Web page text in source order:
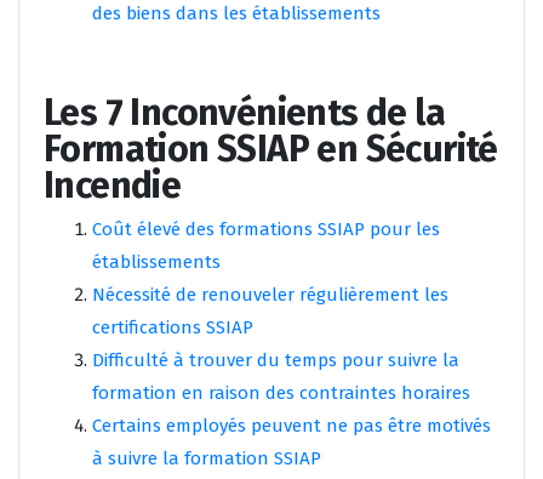
des biens dans les établissements
Les 7 Inconvénients de la
Formation SSIAP en Sécurité
Incendie
Coût élevé des formations SSIAP pour les
établissements
Nécessité de renouveler régulièrement les
certifications SSIAP
Difficulté à trouver du temps pour suivre la
formation en raison des contraintes horaires
Certains employés peuvent ne pas être motivés
à suivre la formation SSIAP